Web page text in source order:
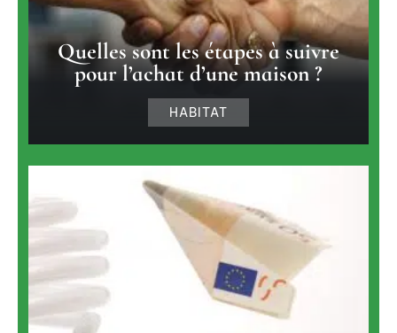
Quelles sont les étapes à suivre
pour l’achat d’une maison ?
HABITAT